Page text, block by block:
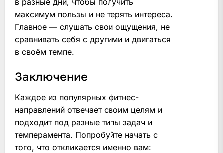
в разные дни, чтобы получить
максимум пользы и не терять интереса.
Главное — слушать свои ощущения, не
сравнивать себя с другими и двигаться
в своём темпе.
Заключение
Каждое из популярных фитнес-
направлений отвечает своим целям и
подходит под разные типы задач и
темперамента. Попробуйте начать с
того, что откликается именно вам: